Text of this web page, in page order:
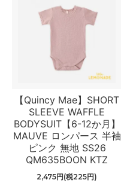
【Quincy Mae】SHORT
SLEEVE WAFFLE
BODYSUIT【6-12か月】
MAUVE ロンパース 半袖
ピンク 無地 SS26
QM635BOON KTZ
2,475円(税225円)